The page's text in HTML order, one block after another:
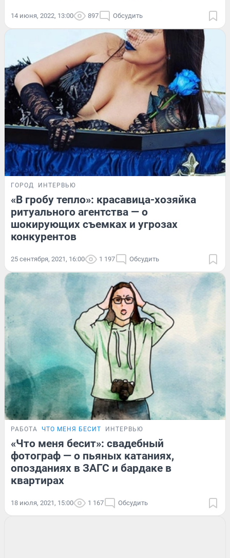
14 июня, 2022, 13:00 897 Обсудить
ГОРОД ИНТЕРВЬЮ
«В гробу тепло»: красавица-хозяйка
ритуального агентства — о
шокирующих съемках и угрозах
конкурентов
25 сентября, 2021, 16:00 1 197 Обсудить
РАБОТА ЧТО МЕНЯ БЕСИТ ИНТЕРВЬЮ
«Что меня бесит»: свадебный
фотограф — о пьяных катаниях,
опозданиях в ЗАГС и бардаке в
квартирах
18 июля, 2021, 15:00 1 167 Обсудить